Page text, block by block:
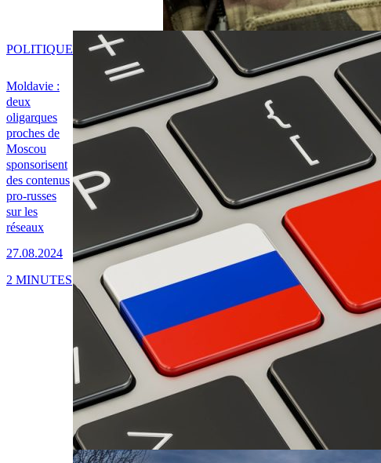
Moldavie :
deux
oligarques
proches de
Moscou
sponsorisent
des contenus
pro-russes
sur les
réseaux
27.08.2024
POLITIQUE
2 MINUTES